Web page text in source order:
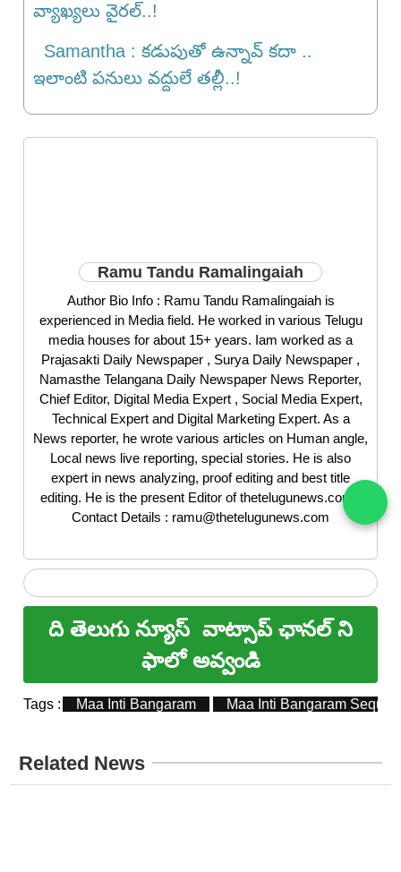
వ్యాఖ్యలు వైరల్..!
Samantha : కడుపుతో ఉన్నావ్ కదా ..
ఇలాంటి పనులు వద్దులే తల్లీ..!
Ramu Tandu Ramalingaiah
Author Bio Info : Ramu Tandu Ramalingaiah is
experienced in Media field. He worked in various Telugu
media houses for about 15+ years. Iam worked as a
Prajasakti Daily Newspaper , Surya Daily Newspaper ,
Namasthe Telangana Daily Newspaper News Reporter,
Chief Editor, Digital Media Expert , Social Media Expert,
Technical Expert and Digital Marketing Expert. As a
News reporter, he wrote various articles on Human angle,
Local news live reporting, special stories. He is also
expert in news analyzing, proof editing and best title
editing. He is the present Editor of thetelugunews.com |
Contact Details : ramu@thetelugunews.com
ది తెలుగు న్యూస్ వాట్సాప్ ఛానల్ ని
ఫాలో అవ్వండి
Tags : Maa Inti Bangaram Maa Inti Bangaram Sequel
Related News